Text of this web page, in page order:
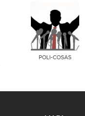
POLI-COSAS